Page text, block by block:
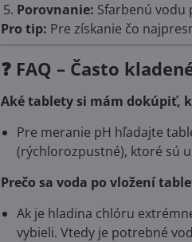
Porovnanie: Sfarbenú vodu
Pro tip: Pre získanie čo
❓ FAQ – Často
Aké tablety si mám dokúpiť,
Pre meranie pH hľadajte
(rýchlorozpustné), ktoré sú
Prečo sa voda po vložení
Ak je hladina chlóru
vybieli. Vtedy je potrebné